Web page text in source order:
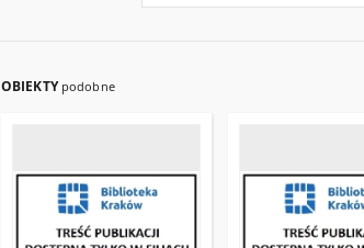
OBIEKTY podobne